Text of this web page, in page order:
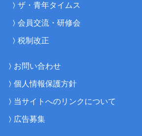
ザ・青年タイムス
会員交流・研修会
税制改正
お問い合わせ
個人情報保護方針
当サイトへのリンクについて
広告募集